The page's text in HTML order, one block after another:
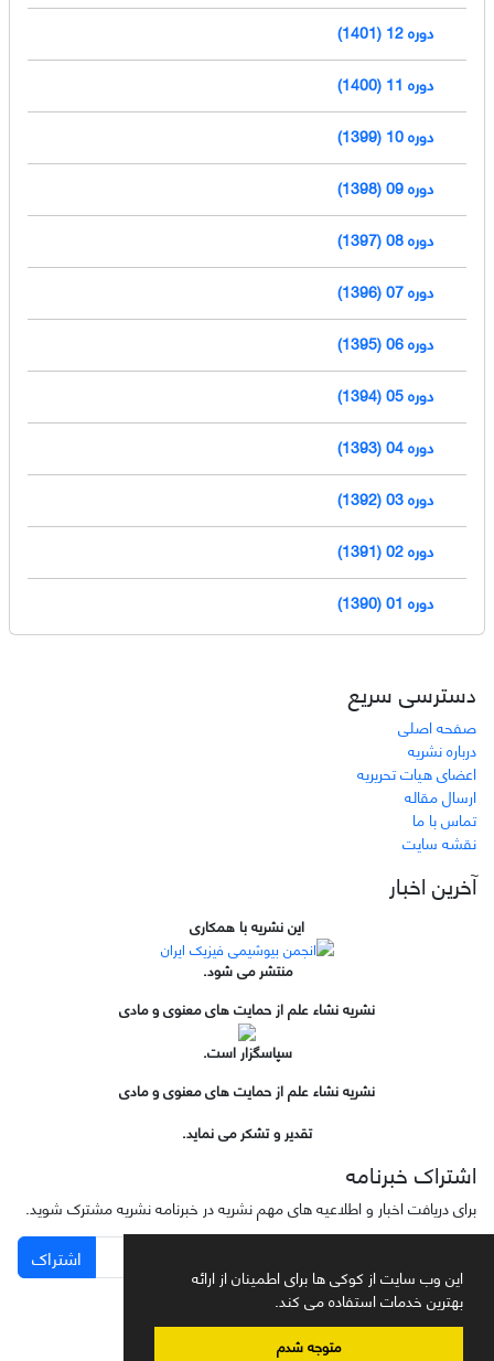
این وب سایت از کوکی ها برای اطمینان از ارائه
بهترین خدمات استفاده می کند.
متوجه شدم
دوره 12 (1401)
دوره 11 (1400)
دوره 10 (1399)
دوره 09 (1398)
دوره 08 (1397)
دوره 07 (1396)
دوره 06 (1395)
دوره 05 (1394)
دوره 04 (1393)
دوره 03 (1392)
دوره 02 (1391)
دوره 01 (1390)
دسترسی سریع
صفحه اصلی
درباره نشریه
اعضای هیات تحریریه
ارسال مقاله
تماس با ما
نقشه سایت
آخرین اخبار
این نشریه با همکاری
منتشر می شود.
نشریه نشاء علم از حمایت های معنوی و مادی
سپاسگزار است.
نشریه نشاء علم از حمایت های معنوی و مادی
تقدیر و تشکر می نماید.
اشتراک خبرنامه
برای دریافت اخبار و اطلاعیه های مهم نشریه در خبرنامه نشریه مشترک شوید.
اشتراک